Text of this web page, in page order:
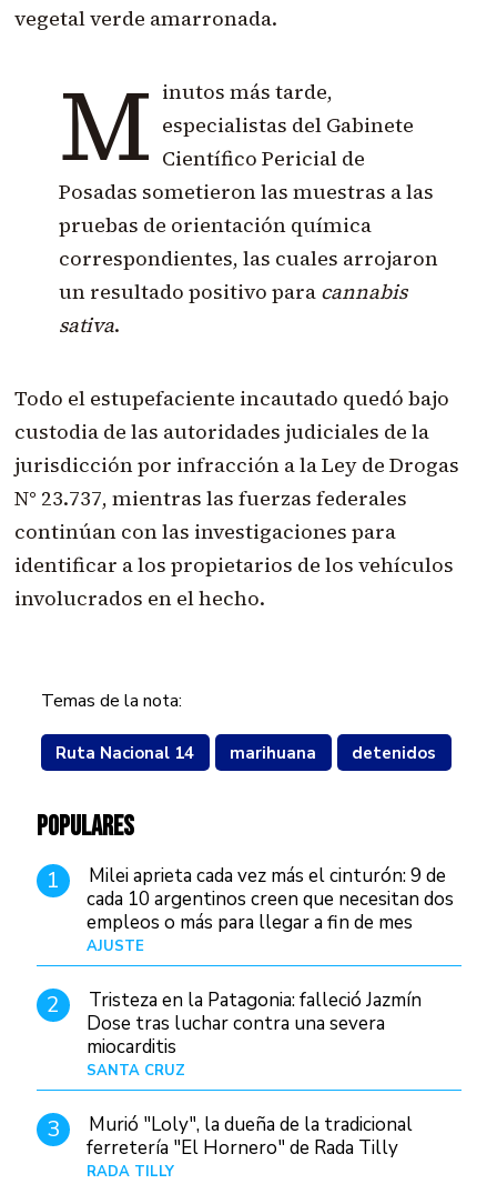
vegetal verde amarronada.
M inutos más tarde,
especialistas del Gabinete
Científico Pericial de
Posadas sometieron las muestras a las
pruebas de orientación química
correspondientes, las cuales arrojaron
un resultado positivo para cannabis
sativa.
Todo el estupefaciente incautado quedó bajo
custodia de las autoridades judiciales de la
jurisdicción por infracción a la Ley de Drogas
N° 23.737, mientras las fuerzas federales
continúan con las investigaciones para
identificar a los propietarios de los vehículos
involucrados en el hecho.
Temas de la nota:
Ruta Nacional 14 marihuana detenidos
POPULARES
1
Milei aprieta cada vez más el cinturón: 9 de
cada 10 argentinos creen que necesitan dos
empleos o más para llegar a fin de mes
AJUSTE
2
Tristeza en la Patagonia: falleció Jazmín
Dose tras luchar contra una severa
miocarditis
SANTA CRUZ
3
Murió "Loly", la dueña de la tradicional
ferretería "El Hornero" de Rada Tilly
RADA TILLY